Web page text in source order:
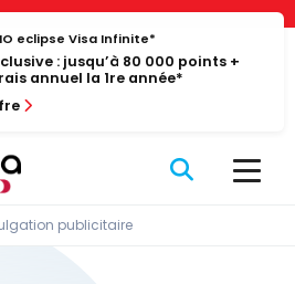
cookies
eclipse Visa Infinite*
: jusqu’à 80 000 points +
annuel la 1re année*
publicitaire